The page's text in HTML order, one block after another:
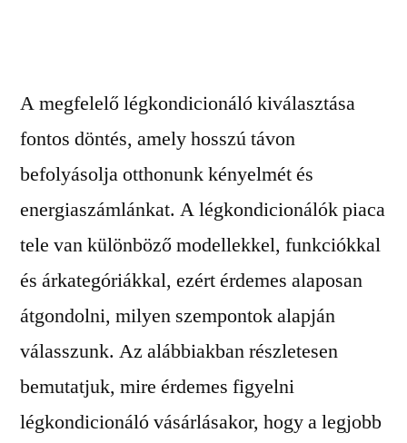
A megfelelő légkondicionáló kiválasztása
fontos döntés, amely hosszú távon
befolyásolja otthonunk kényelmét és
energiaszámlánkat. A légkondicionálók piaca
tele van különböző modellekkel, funkciókkal
és árkategóriákkal, ezért érdemes alaposan
átgondolni, milyen szempontok alapján
válasszunk. Az alábbiakban részletesen
bemutatjuk, mire érdemes figyelni
légkondicionáló vásárlásakor, hogy a legjobb